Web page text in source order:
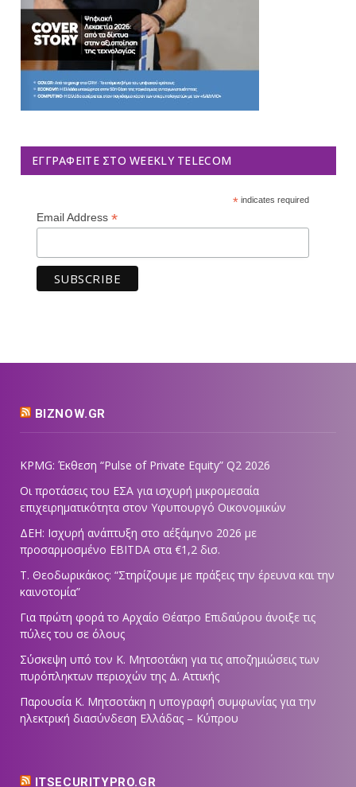
ΕΓΓΡΑΦΕΊΤΕ ΣΤΟ WEEKLY TELECOM
*indicates required
Email Address *
BIZNOW.GR
KPMG: Έκθεση “Pulse of Private Equity” Q2 2026
Οι προτάσεις του ΕΣΑ για ισχυρή μικρομεσαία
επιχειρηματικότητα στον Υφυπουργό Οικονομικών
ΔΕΗ: Ισχυρή ανάπτυξη στο α΄εξάμηνο 2026 με
προσαρμοσμένο EBITDA στα €1,2 δισ.
Τ. Θεοδωρικάκος: “Στηρίζουμε με πράξεις την έρευνα και την
καινοτομία”
Για πρώτη φορά το Αρχαίο Θέατρο Επιδαύρου άνοιξε τις
πύλες του σε όλους
Σύσκεψη υπό τον Κ. Μητσοτάκη για τις αποζημιώσεις των
πυρόπληκτων περιοχών της Δ. Αττικής
Παρουσία Κ. Μητσοτάκη η υπογραφή συμφωνίας για την
ηλεκτρική διασύνδεση Ελλάδας – Κύπρου
ITSECURITYPRO.GR